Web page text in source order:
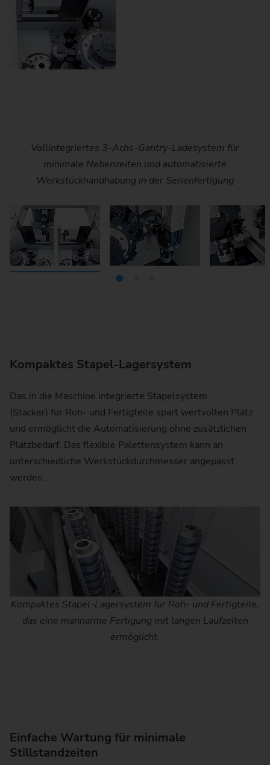
Vollintegriertes 3-Achs-Gantry-Ladesystem für
minimale Nebenzeiten und automatisierte
Werkstückhandhabung in der Serienfertigung
Innovative 90-Grad-Werkstückwechslerkinematik für
kurze Span-zu-Span-Zeiten und maximale
Maschinenauslastung.
Teilewender für die komplette Bearbeitung von
Werkstücken in zwei Aufspannungen (OP 10/OP 20)
innerhalb einer Maschine
Kompaktes Stapel-Lagersystem
Das in die Maschine integrierte Stapelsystem
(Stacker) für Roh- und Fertigteile spart wertvollen Platz
und ermöglicht die Automatisierung ohne zusätzlichen
Platzbedarf. Das flexible Palettensystem kann an
unterschiedliche Werkstückdurchmesser angepasst
werden.
Kompaktes Stapel-Lagersystem für Roh- und Fertigteile,
das eine mannarme Fertigung mit langen Laufzeiten
ermöglicht.
Einfache Wartung für minimale
Stillstandzeiten